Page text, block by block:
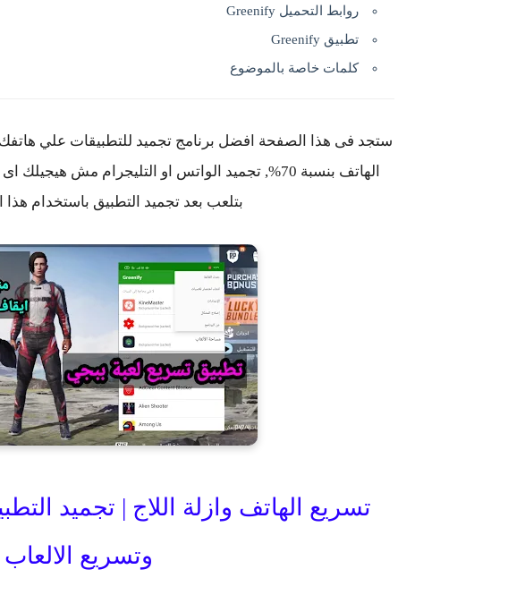
روابط التحميل Greenify
تطبيق Greenify
كلمات خاصة بالموضوع
ستجد فى هذا الصفحة افضل برنامج تجميد للتطبيقات علي هاتفك
الهاتف بنسبة 70%, تجميد الواتس او التليجرام مش
بتلعب بعد تجميد التطبيق باستخدام هذا
تسريع الهاتف وازلة اللاج | تجميد
وتسريع الالعاب